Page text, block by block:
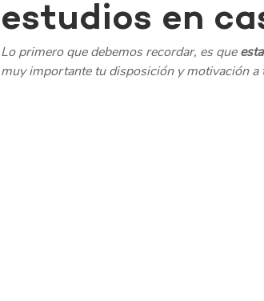
estudios en
Lo primero que debemos recordar, es que
muy importante tu disposición y motivación a